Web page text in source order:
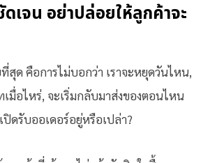
ดเจน อย่าปล่อยให้ลูกค้าจะ
สุด คือการไม่บอกว่า เราจะหยุดวันไหน,
มื่อไหร่, จะเริ่มกลับมาส่งของตอนไหน
ดรับออเดอร์อยู่หรือเปล่า?